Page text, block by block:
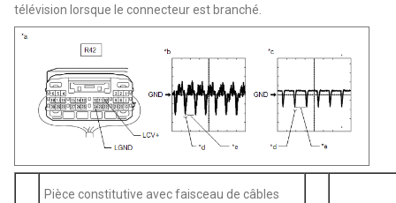
télévision lorsque le connecteur est branché.
Pièce constitutive avec faisceau de câbles